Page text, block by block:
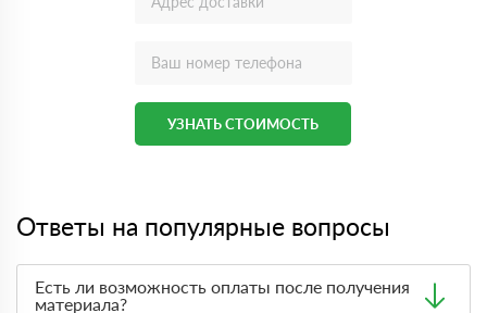
УЗНАТЬ СТОИМОСТЬ
Ответы на популярные вопросы
Есть ли возможность оплаты после получения
материала?